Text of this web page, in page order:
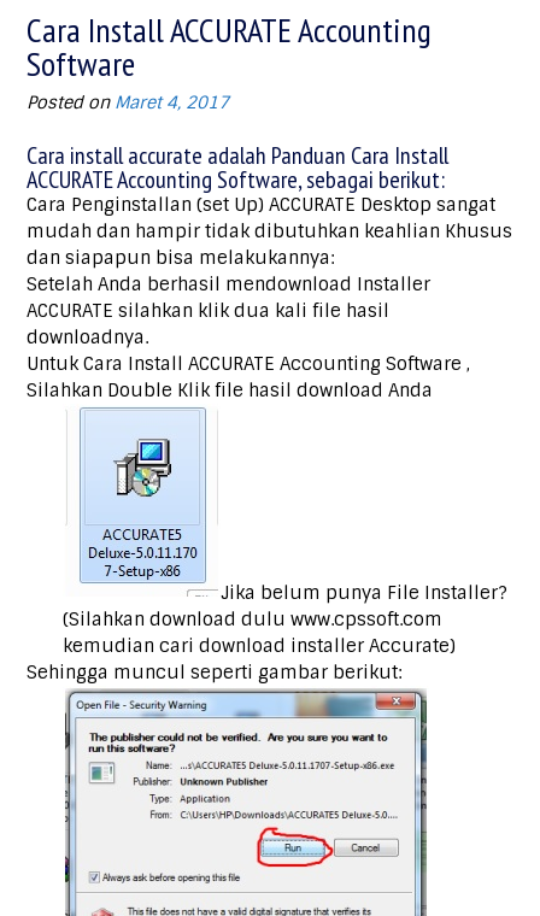
Cara Install ACCURATE Accounting
Software
Posted on Maret 4, 2017
Cara install accurate adalah Panduan Cara Install
ACCURATE Accounting Software, sebagai berikut:
Cara Penginstallan (set Up) ACCURATE Desktop sangat
mudah dan hampir tidak dibutuhkan keahlian Khusus
dan siapapun bisa melakukannya:
Setelah Anda berhasil mendownload Installer
ACCURATE silahkan klik dua kali file hasil
downloadnya.
Untuk Cara Install ACCURATE Accounting Software ,
Silahkan Double Klik file hasil download Anda
Jika belum punya File Installer?
(Silahkan download dulu www.cpssoft.com
kemudian cari download installer Accurate)
Sehingga muncul seperti gambar berikut: